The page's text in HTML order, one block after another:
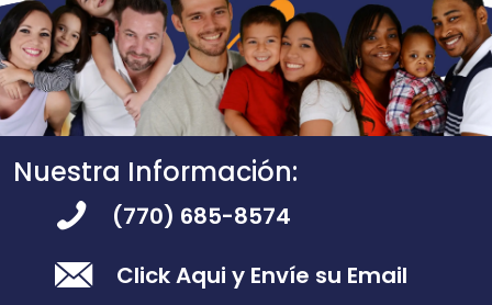
Nuestra Información:
(770) 685-8574
Click Aqui y Envíe su Email